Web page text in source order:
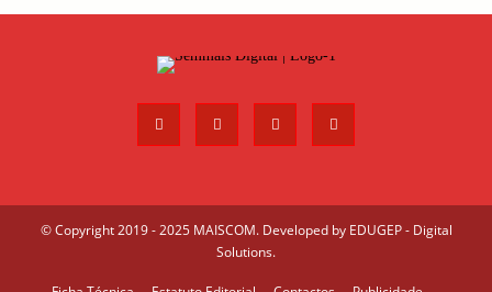
© Copyright 2019 - 2025 MAISCOM. Developed by EDUGEP - Digital
Solutions.